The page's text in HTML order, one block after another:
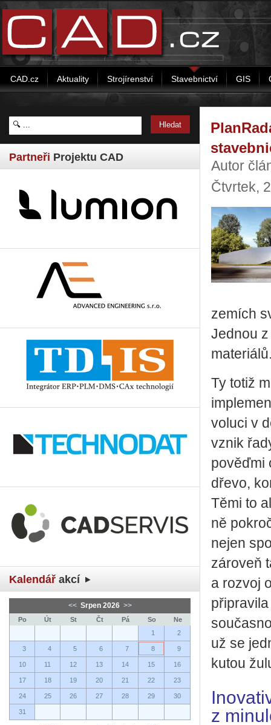
CAD.cz Aktuality Strojírenství Stavebnictví GIS
Partneři Projektu CAD
Kalendář akcí
<< Srpen 2026 >>
Po Út St Čt Pá So
Ne
1
2
3 4 5 6 7 8 9
10 11 12 13 14 15 16
17 18 19 20 21 22 23
24 25 26 27 28 29 30
31
Autor
Čtvrtek,
ze­mích
Jed­nou
Ty totiž
vo­lu­ci v
vznik
po­věď­mi
dřevo,
Těmi to
ně
nejen
zá­ro­veň
a roz­voj
už se
ku­tou
z